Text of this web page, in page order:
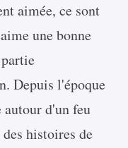
aimée, ce sont
une bonne
Depuis l'époque
autour d'un feu
histoires de